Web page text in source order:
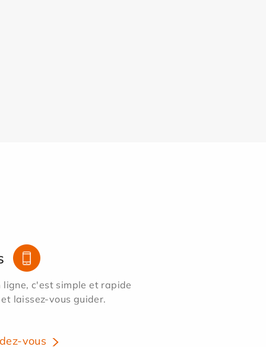
ligne, c'est simple et rapide
laissez-vous guider.
vous